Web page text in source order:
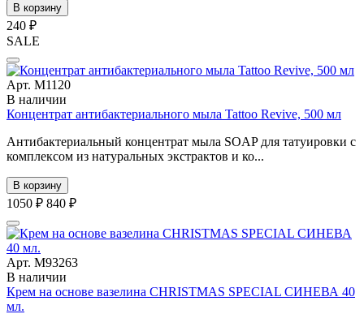
В корзину
240 ₽
SALE
Арт. М1120
В наличии
Концентрат антибактериального мыла Tattoo Revive, 500 мл
Антибактериальный концентрат мыла SOAP для татуировки с
комплексом из натуральных экстрактов и ко...
В корзину
1050 ₽ 840 ₽
Арт. М93263
В наличии
Крем на основе вазелина CHRISTMAS SPECIAL СИНЕВА 40
мл.